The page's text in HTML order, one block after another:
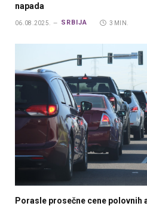
napada
06.08.2025. SRBIJA 3 MIN.
Porasle prosečne cene polovnih